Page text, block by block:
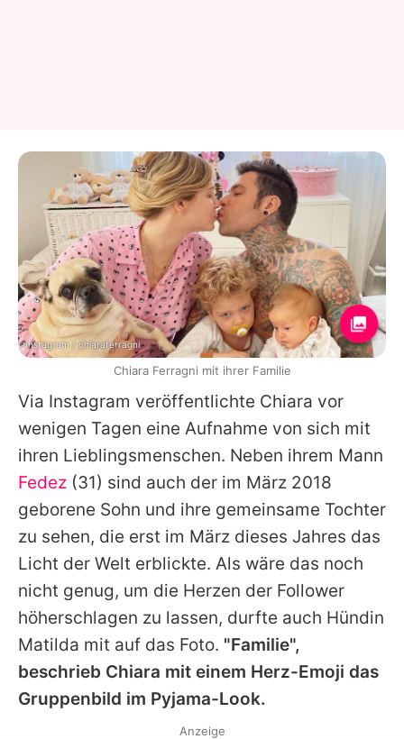
Via Instagram veröffentlichte Chiara vor
wenigen Tagen eine Aufnahme von sich mit
ihren Lieblingsmenschen. Neben ihrem Mann
Fedez (31) sind auch der im März 2018
geborene Sohn und ihre gemeinsame Tochter
zu sehen, die erst im März dieses Jahres das
Licht der Welt erblickte. Als wäre das noch
nicht genug, um die Herzen der Follower
höherschlagen zu lassen, durfte auch Hündin
Matilda mit auf das Foto. "Familie",
beschrieb Chiara mit einem Herz-Emoji das
Gruppenbild im Pyjama-Look.
Instagram / chiaraferragni
Chiara Ferragni mit ihrer Familie
Anzeige